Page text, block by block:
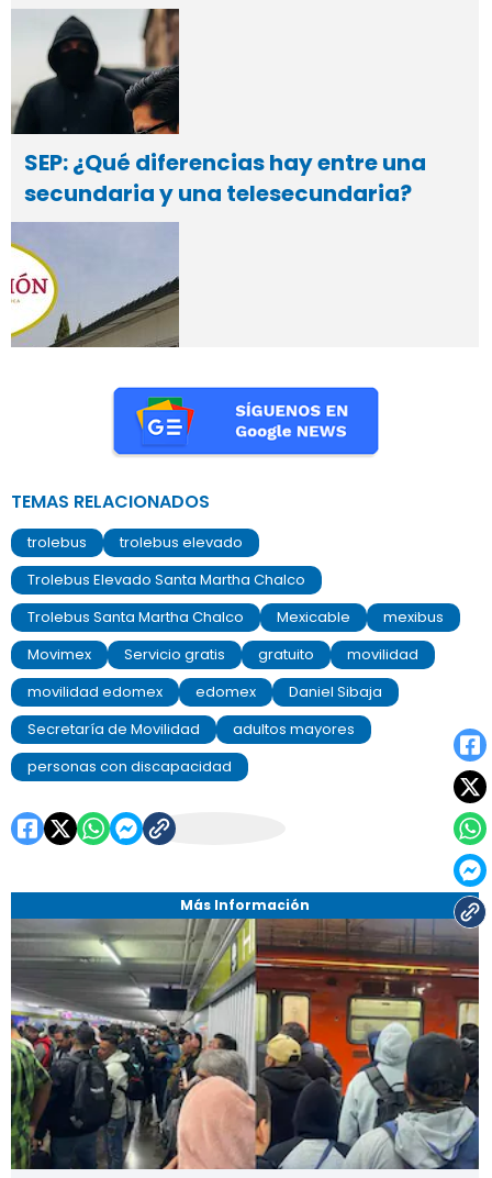
Más Información
SEP: ¿Qué diferencias hay entre una
secundaria y una telesecundaria?
TEMAS RELACIONADOS
trolebus
trolebus elevado
Trolebus Elevado Santa Martha Chalco
Trolebus Santa Martha Chalco
Mexicable
mexibus
Movimex
Servicio gratis gratuito
movilidad
movilidad edomex
edomex
Daniel Sibaja
Secretaría de Movilidad
adultos mayores
personas con discapacidad